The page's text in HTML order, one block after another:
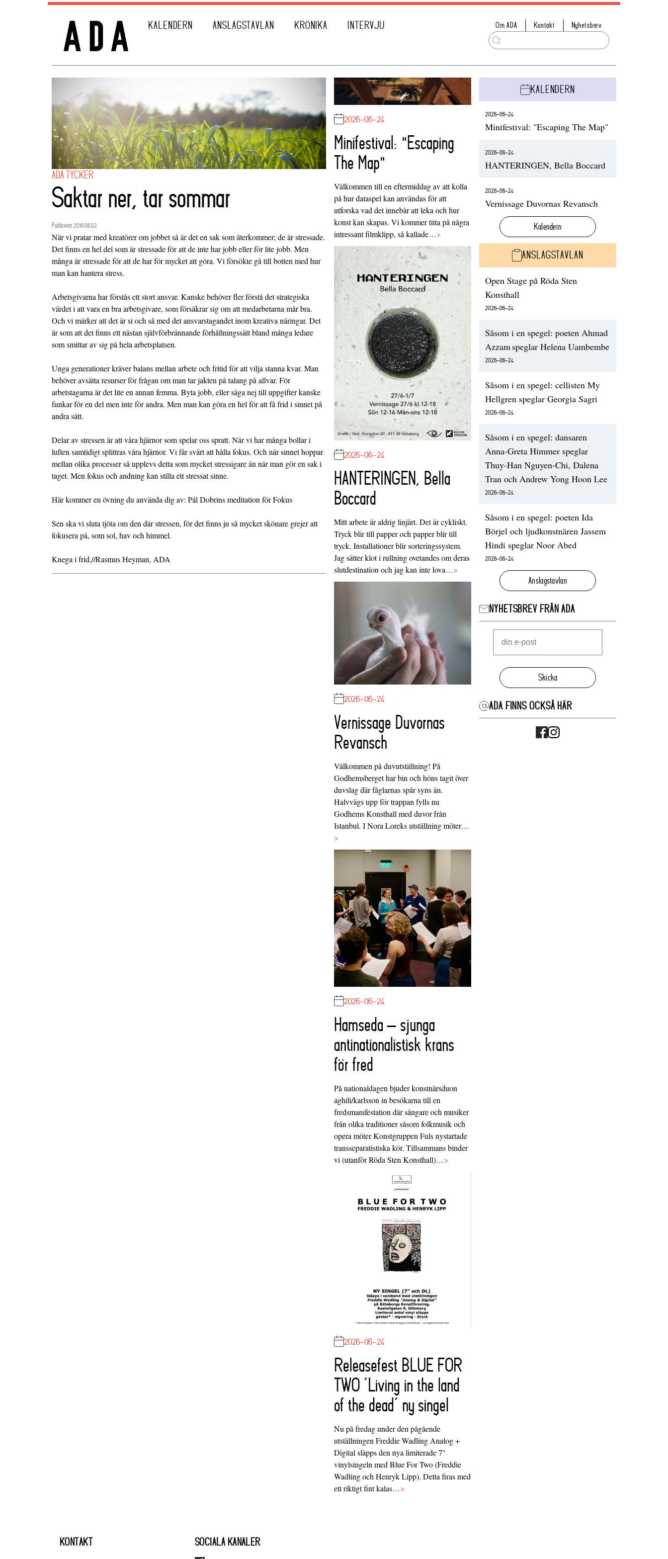
KALENDERN ANSLAGSTAVLAN KRÖNIKA INTERVJU Om ADA Kontakt Nyhetsbrev
ADA TYCKER
Saktar ner, tar sommar
Publicerat 2016.06.02
När vi pratar med kreatörer om jobbet så är det en sak som återkommer; de är stressade.
Det finns en hel del som är stressade för att de inte har jobb eller för lite jobb. Men
många är stressade för att de har för mycket att göra. Vi försökte gå till botten med hur
man kan hantera stress.
Arbetsgivarna har förstås ett stort ansvar. Kanske behöver fler förstå det strategiska
värdet i att vara en bra arbetsgivare, som försäkrar sig om att medarbetarna mår bra.
Och vi märker att det är si och så med det ansvarstagandet inom kreativa näringar. Det
är som att det finns ett nästan självförbrännande förhållningssätt bland många ledare
som smittar av sig på hela arbetsplatsen.
Unga generationer kräver balans mellan arbete och fritid för att vilja stanna kvar. Man
behöver avsätta resurser för frågan om man tar jakten på talang på allvar. För
arbetstagarna är det lite en annan femma. Byta jobb, eller säga nej till uppgifter kanske
funkar för en del men inte för andra. Men man kan göra en hel för att få frid i sinnet på
andra sätt.
Delar av stressen är att våra hjärnor som spelar oss spratt. När vi har många bollar i
luften samtidigt splittras våra hjärnor. Vi får svårt att hålla fokus. Och när sinnet hoppar
mellan olika processer så upplevs detta som mycket stressigare än när man gör en sak i
taget. Men fokus och andning kan stilla ett stressat sinne.
Här kommer en övning du använda dig av: Pål Dobrins meditation för Fokus
Sen ska vi sluta tjöta om den där stressen, för det finns ju så mycket skönare grejer att
fokusera på, som sol, hav och himmel.
Knega i frid,//Rasmus Heyman, ADA
2026-06-24
Minifestival: "Escaping
The Map"
Välkommen till en eftermiddag av att kolla
på hur dataspel kan användas för att
utforska vad det innebär att leka och hur
konst kan skapas. Vi kommer titta på några
intressant filmklipp, så kallade…>
2026-06-24
HANTERINGEN, Bella
Boccard
Mitt arbete är aldrig linjärt. Det är cykliskt.
Tryck blir till papper och papper blir till
tryck. Installationer blir sorteringssystem.
Jag sätter klot i rullning ovetandes om deras
slutdestination och jag kan inte lova…>
2026-06-24
Vernissage Duvornas
Revansch
Välkommen på duvutställning! På
Godhemsberget har bin och höns tagit över
duvslag där fåglarnas spår syns än.
Halvvägs upp för trappan fylls nu
Godhems Konsthall med duvor från
Istanbul. I Nora Loreks utställning möter…
>
2026-06-24
Hamseda – sjunga
antinationalistisk krans
för fred
På nationaldagen bjuder konstnärsduon
aghili/karlsson in besökarna till en
fredsmanifestation där sångare och musiker
från olika traditioner såsom folkmusik och
opera möter Konstgruppen Fuls nystartade
transseparatistiska kör. Tillsammans binder
vi (utanför Röda Sten Konsthall)…>
2026-06-24
Releasefest BLUE FOR
TWO ‘Living in the land
of the dead’ ny singel
Nu på fredag under den pågående
utställningen Freddie Wadling Analog +
Digital släpps den nya limiterade 7"
vinylsingeln med Blue For Two (Freddie
Wadling och Henryk Lipp). Detta firas med
ett riktigt fint kalas…>
KALENDERN
2026-06-24
Minifestival: "Escaping The Map"
2026-06-24
HANTERINGEN, Bella Boccard
2026-06-24
Vernissage Duvornas Revansch
Kalendern
ANSLAGSTAVLAN
Open Stage på Röda Sten
Konsthall
2026-06-24
Såsom i en spegel: poeten Ahmad
Azzam speglar Helena Uambembe
2026-06-24
Såsom i en spegel: cellisten My
Hellgren speglar Georgia Sagri
2026-06-24
Såsom i en spegel: dansaren
Anna-Greta Himmer speglar
Thuy-Han Nguyen-Chi, Dalena
Tran och Andrew Yong Hoon Lee
2026-06-24
Såsom i en spegel: poeten Ida
Börjel och ljudkonstnären Jassem
Hindi speglar Noor Abed
2026-06-24
Anslagstavlan
NYHETSBREV FRÅN ADA
Skicka
ADA FINNS OCKSÅ HÄR
KONTAKT SOCIALA KANALER